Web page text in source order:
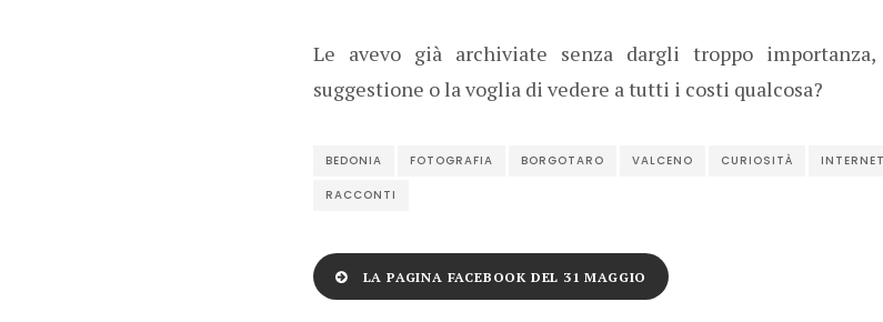
Le avevo già archiviate senza dargli troppo
suggestione o la voglia di vedere a tutti i costi qualcosa?
BEDONIA FOTOGRAFIA BORGOTARO VALCENO CURIOSITÀ
RACCONTI
LA PAGINA FACEBOOK DEL 31 MAGGIO